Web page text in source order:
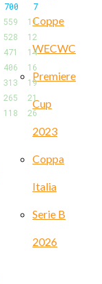
Coppe
WECWC
Premiere
Cup
2023
Coppa
Italia
Serie B
2026
7
11
12
14
16
19
21
26